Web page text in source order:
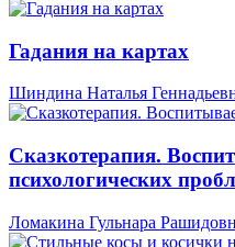
Гадания на картах
Шиндина Наталья
Сказкотерапия.
психологических
Ломакина Гульнара